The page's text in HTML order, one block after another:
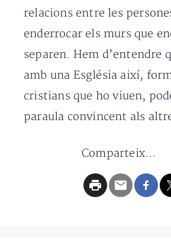
relacions entre les
enderrocar els murs que
separen. Hem d’entendre
amb una Església així,
cristians que ho viuen,
paraula convincent als
Comparteix...